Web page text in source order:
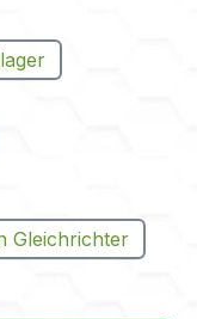
Gleichrichter